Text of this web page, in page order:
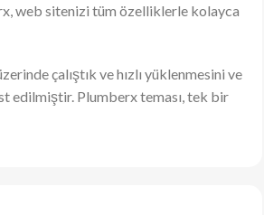
web sitenizi tüm özelliklerle kolayca
çalıştık ve hızlı yüklenmesini ve
edilmiştir. Plumberx teması, tek bir